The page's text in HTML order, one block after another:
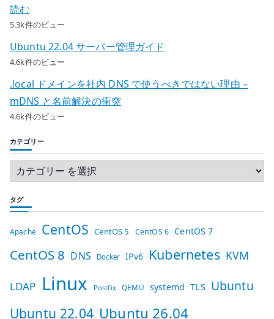
読む
5.3k件のビュー
Ubuntu 22.04 サーバー管理ガイド
4.6k件のビュー
.local ドメインを社内 DNS で使うべきではない理由 –
mDNS と名前解決の衝突
4.6k件のビュー
カテゴリー
タグ
Apache CentOS CentOS 5 CentOS 6 CentOS 7
CentOS 8 DNS Docker IPv6 Kubernetes KVM
LDAP Linux Postfix QEMU systemd TLS Ubuntu
Ubuntu 22.04 Ubuntu 26.04